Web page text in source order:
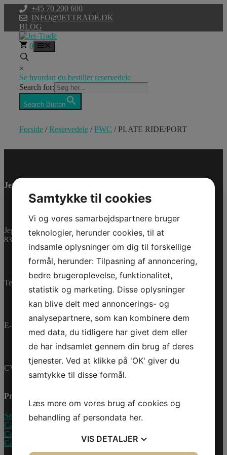
indhold
+45 70 200 600
INFO@JETTRADE.DK
BLOG
0
×
Se hvordan du bestiller reservedele
Search for:
Search Button
Forside /Reservedele /PWC / PLATE RIDE/PORT
Model/Varenr.: 0460017
Varenummer (SKU):
0460017
Kategorier:
Reservedele
Jet-Trade Powersport
Jegstrupvej 280
8361 Hasselager
Telefon: +45 70 200 600
E-mail: info@jettrade.dk
CVR-nummer: 27233678
Produkter
Sea-Doo Vandscooter
Can-Am ATV
Can-Am UTV
Can-Am Roadster
Samtykke til cookies
Vi og vores samarbejdspartnere bruger
teknologier, herunder cookies, til at
indsamle oplysninger om dig til forskellige
formål, herunder: Tilpasning af annoncering,
bedre brugeroplevelse, funktionalitet,
statistik og marketing. Disse oplysninger
kan blive delt med annoncerings- og
analysepartnere, som kan kombinere dem
med data, du tidligere har givet dem eller
de har indsamlet gennem din brug af deres
tjenester. Ved at klikke på 'OK' giver du
samtykke til disse formål.
Læs mere om vores brug af cookies og
behandling af persondata her.
VIS DETALJER